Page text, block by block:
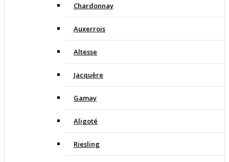
Chardonnay
Auxerrois
Altesse
Jacquère
Gamay
Aligoté
Riesling